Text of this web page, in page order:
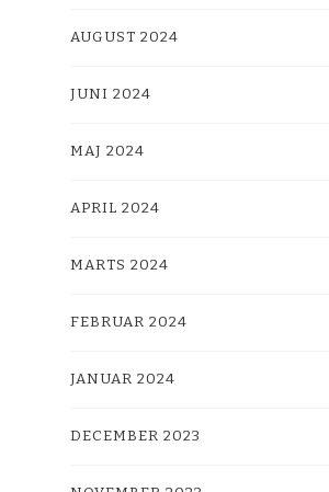
AUGUST 2024
JUNI 2024
MAJ 2024
APRIL 2024
MARTS 2024
FEBRUAR 2024
JANUAR 2024
DECEMBER 2023